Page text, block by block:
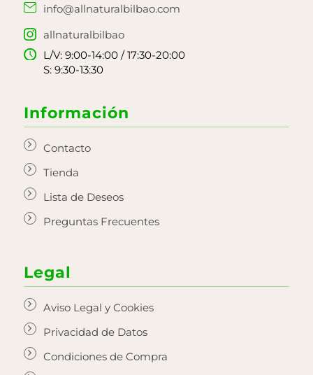
info@allnaturalbilbao.com
allnaturalbilbao
L/V: 9:00-14:00 / 17:30-20:00
S: 9:30-13:30
Información
Contacto
Tienda
Lista de Deseos
Preguntas Frecuentes
Legal
Aviso Legal y Cookies
Privacidad de Datos
Condiciones de Compra